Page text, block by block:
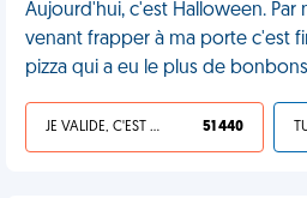
Aujourd'hui, c'est Halloween. Par
venant frapper à ma porte c'est
pizza qui a eu le plus de
JE VALIDE, C'EST UNE VDM 51 440